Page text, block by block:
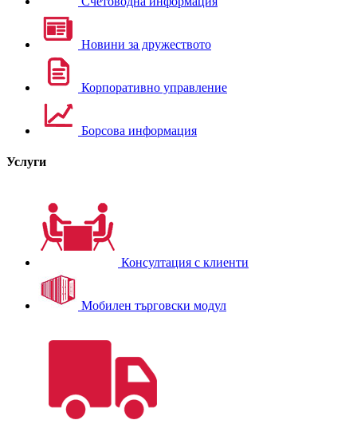
Новини за дружеството
Корпоративно управление
Борсова информация
Услуги
Консултация с клиенти
Мобилен търговски модул